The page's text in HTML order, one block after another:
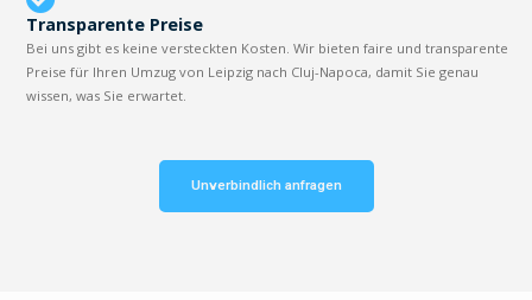
Transparente Preise
Bei uns gibt es keine versteckten Kosten. Wir bieten faire und transparente
Preise für Ihren Umzug von Leipzig nach Cluj-Napoca, damit Sie genau
wissen, was Sie erwartet.
Unverbindlich anfragen